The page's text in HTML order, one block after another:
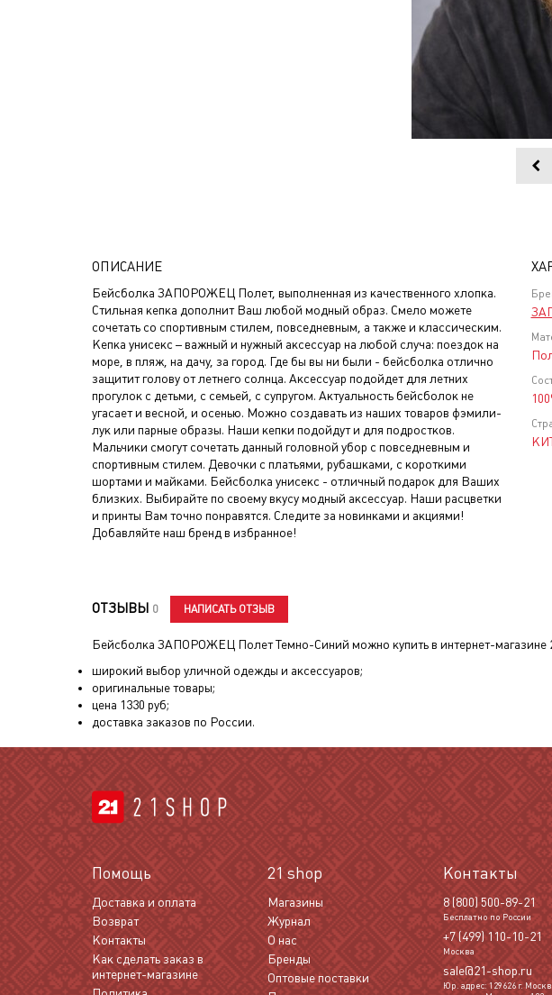
ОПИСАНИЕ
Бейсболка ЗАПОРОЖЕЦ Полет, выполненная из качественного хлопка.
Стильная кепка дополнит Ваш любой модный образ. Смело можете
сочетать со спортивным стилем, повседневным, а также и классическим.
Кепка унисекс – важный и нужный аксессуар на любой случа: поездок на
море, в пляж, на дачу, за город. Где бы вы ни были - бейсболка отлично
защитит голову от летнего солнца. Аксессуар подойдет для летних
прогулок с детьми, с семьей, с супругом. Актуальность бейсболок не
угасает и весной, и осенью. Можно создавать из наших товаров фэмили-
лук или парные образы. Наши кепки подойдут и для подростков.
Мальчики смогут сочетать данный головной убор с повседневным и
спортивным стилем. Девочки с платьями, рубашками, с короткими
шортами и майками. Бейсболка унисекс - отличный подарок для Ваших
близких. Выбирайте по своему вкусу модный аксессуар. Наши расцветки
и принты Вам точно понравятся. Следите за новинками и акциями!
Добавляйте наш бренд в избранное!
ОТЗЫВЫ 0 НАПИСАТЬ ОТЗЫВ
Бейсболка ЗАПОРОЖЕЦ Полет Темно-Синий можно купить в интернет-
широкий выбор уличной одежды и аксессуаров;
оригинальные товары;
цена 1330 руб;
доставка заказов по России.
21 shop
Магазины
Журнал
О нас
Бренды
Оптовые поставки
Помощь
Доставка и оплата
Возврат
Контакты
Как сделать заказ в
интернет-магазине
Контакты
8 (800) 500-89-21
Бесплатно по России
+7 (499) 110-10-21
Москва
sale@21-shop.ru
Юр. адрес: 129626 г.